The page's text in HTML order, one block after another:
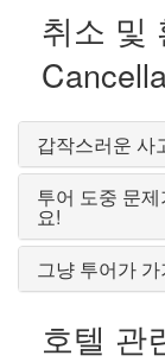
취소 및
갑작스러운 사
투어 도중 문
요!
그냥 투어가
호텔 관